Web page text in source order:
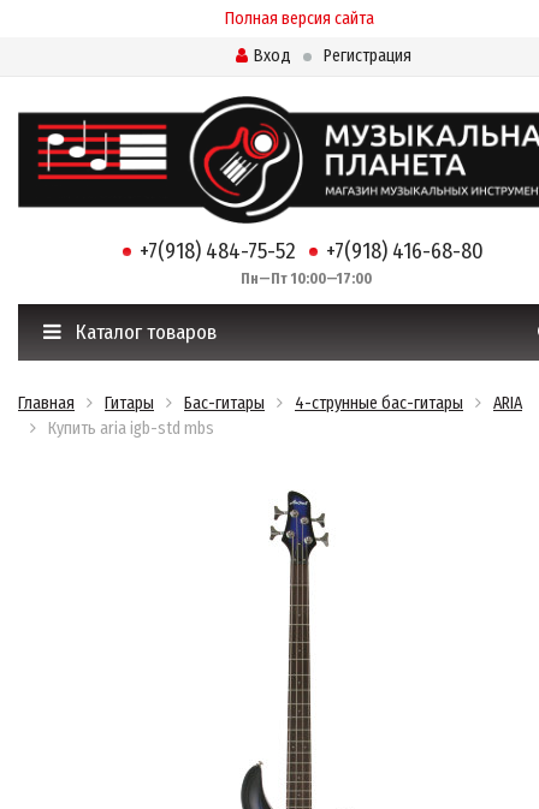
Полная версия сайта
Вход
Регистрация
+7(918) 484-75-52 +7(918) 416-68-80
Пн—Пт 10:00—17:00
Каталог товаров
Главная Гитары Бас-гитары 4-струнные бас-гитары
ARIA
Купить aria igb-std mbs